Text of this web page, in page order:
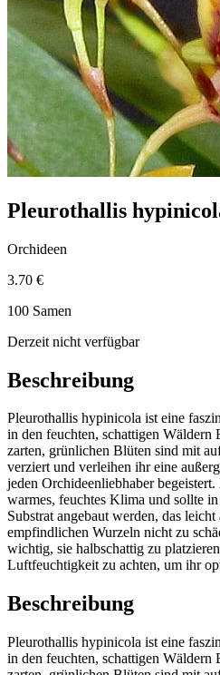
Pleurothallis
Orchideen
3.70 €
100 Samen
Derzeit nicht verfügbar
Beschreibung
Pleurothallis hypinicola ist eine
in den feuchten, schattigen Wäldern
zarten, grünlichen Blüten sind mit
verziert und verleihen ihr eine
jeden Orchideenliebhaber
warmes, feuchtes Klima und sollte
Substrat angebaut werden, das
empfindlichen Wurzeln nicht zu
wichtig, sie halbschattig zu
Luftfeuchtigkeit zu achten, um ihr
Beschreibung
Pleurothallis hypinicola ist eine
in den feuchten, schattigen Wäldern